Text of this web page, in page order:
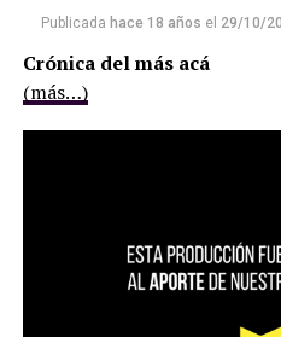
Publicada hace 18 años el 29/10/
Crónica del más acá
(más…)